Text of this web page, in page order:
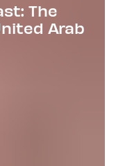
The
Arab